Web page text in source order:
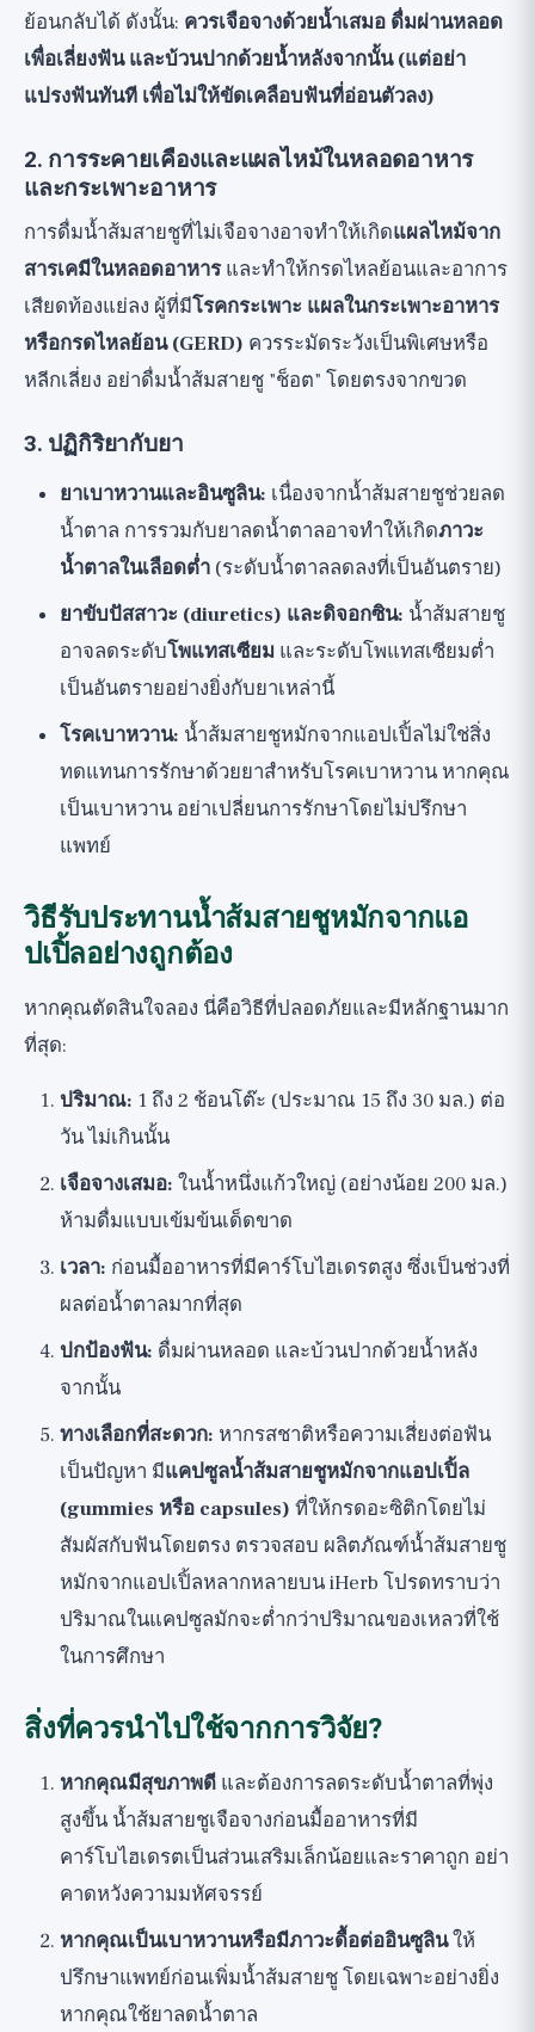
ย้อนกลับได้ ดังนั้น: ควรเจือจางด้วยน้ำเสมอ ดื่มผ่านหลอด
เพื่อเลี่ยงฟัน และบ้วนปากด้วยน้ำหลังจากนั้น (แต่อย่า
แปรงฟันทันที เพื่อไม่ให้ขัดเคลือบฟันที่อ่อนตัวลง)
2. การระคายเคืองและแผลไหม้ในหลอดอาหาร
และกระเพาะอาหาร
การดื่มน้ำส้มสายชูที่ไม่เจือจางอาจทำให้เกิดแผลไหม้จาก
สารเคมีในหลอดอาหารและทำให้กรดไหลย้อนและอาการ
เสียดท้องแย่ลง ผู้ที่มีโรคกระเพาะ แผลในกระเพาะอาหาร
หรือกรดไหลย้อน (GERD) ควรระมัดระวังเป็นพิเศษหรือ
หลีกเลี่ยง อย่าดื่มน้ำส้มสายชู "ช็อต" โดยตรงจากขวด
3. ปฏิกิริยากับยา
ยาเบาหวานและอินซูลิน: เนื่องจากน้ำส้มสายชูช่วยลด
น้ำตาล การรวมกับยาลดน้ำตาลอาจทำให้เกิดภาวะ
น้ำตาลในเลือดต่ำ (ระดับน้ำตาลลดลงที่เป็นอันตราย)
ยาขับปัสสาวะ (diuretics) และดิจอกซิน: น้ำส้มสายชู
อาจลดระดับโพแทสเซียม และระดับโพแทสเซียมต่ำ
เป็นอันตรายอย่างยิ่งกับยาเหล่านี้
โรคเบาหวาน: น้ำส้มสายชูหมักจากแอปเปิ้ลไม่ใช่สิ่ง
ทดแทนการรักษาด้วยยาสำหรับโรคเบาหวาน หากคุณ
เป็นเบาหวาน อย่าเปลี่ยนการรักษาโดยไม่ปรึกษา
แพทย์
วิธีรับประทานน้ำส้มสายชูหมักจากแอ
ปเปิ้ลอย่างถูกต้อง
หากคุณตัดสินใจลอง นี่คือวิธีที่ปลอดภัยและมีหลักฐานมาก
ที่สุด:
ปริมาณ: 1 ถึง 2 ช้อนโต๊ะ (ประมาณ 15 ถึง 30 มล.) ต่อ
วัน ไม่เกินนั้น
เจือจางเสมอ: ในน้ำหนึ่งแก้วใหญ่ (อย่างน้อย 200 มล.)
ห้ามดื่มแบบเข้มข้นเด็ดขาด
เวลา: ก่อนมื้ออาหารที่มีคาร์โบไฮเดรตสูง ซึ่งเป็นช่วงที่
ผลต่อน้ำตาลมากที่สุด
ปกป้องฟัน: ดื่มผ่านหลอด และบ้วนปากด้วยน้ำหลัง
จากนั้น
ทางเลือกที่สะดวก: หากรสชาติหรือความเสี่ยงต่อฟัน
เป็นปัญหา มีแคปซูลน้ำส้มสายชูหมักจากแอปเปิ้ล
(gummies หรือ capsules) ที่ให้กรดอะซิติกโดยไม่
สัมผัสกับฟันโดยตรง ตรวจสอบ ผลิตภัณฑ์น้ำส้มสายชู
หมักจากแอปเปิ้ลหลากหลายบน iHerb โปรดทราบว่า
ปริมาณในแคปซูลมักจะต่ำกว่าปริมาณของเหลวที่ใช้
ในการศึกษา
สิ่งที่ควรนำไปใช้จากการวิจัย?
หากคุณมีสุขภาพดี และต้องการลดระดับน้ำตาลที่พุ่ง
สูงขึ้น น้ำส้มสายชูเจือจางก่อนมื้ออาหารที่มี
คาร์โบไฮเดรตเป็นส่วนเสริมเล็กน้อยและราคาถูก อย่า
คาดหวังความมหัศจรรย์
หากคุณเป็นเบาหวานหรือมีภาวะดื้อต่ออินซูลินให้
ปรึกษาแพทย์ก่อนเพิ่มน้ำส้มสายชู โดยเฉพาะอย่างยิ่ง
หากคุณใช้ยาลดน้ำตาล